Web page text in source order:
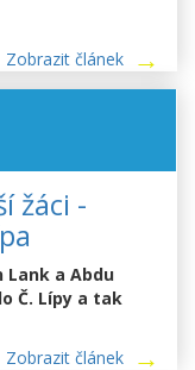
Zobrazit článek
žáci -
Lank a Abdu
Č. Lípy a tak
Zobrazit článek